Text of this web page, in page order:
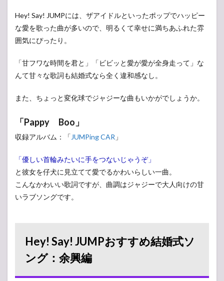
Hey! Say! JUMPには、ザアイドルといったポップでハッピー
な愛を歌った曲が多いので、明るくて幸せに満ちあふれた雰
囲気にぴったり。
「甘フワな時間を君と」「ビビッと愛が愛が全身走って」な
んて甘々な歌詞も結婚式なら全く違和感なし。
また、ちょっと変化球でジャジーな曲もいかがでしょうか。
「Pappy Boo」
収録アルバム：「JUMPing CAR 」
「優しい首輪みたいに手をつないじゃうぞ」
と彼女を仔犬に見立てて愛でるかわいらしい一曲。
こんなかわいい歌詞ですが、曲調はジャジーで大人向けの甘
いラブソングです。
Hey! Say! JUMPおすすめ結婚式ソ
ング：余興編